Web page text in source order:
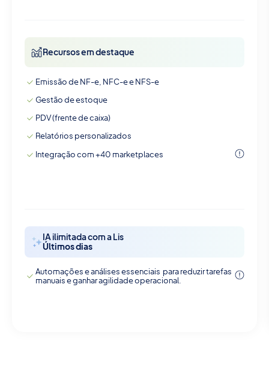
Recursos em destaque
Emissão de NF-e, NFC-e e NFS-e
Gestão de estoque
PDV (frente de caixa)
Relatórios personalizados
Integração com +40 marketplaces
IA ilimitada com a Lis
Últimos dias
Automações e análises essenciais para reduzir tarefas
manuais e ganhar agilidade operacional.